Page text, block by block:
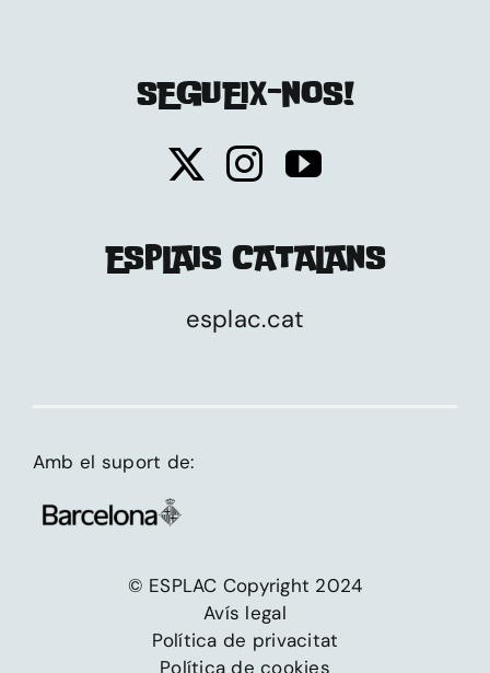
SEGUEIX-NOS!
ESPLAIS CATALANS
esplac.cat
Amb el suport de:
© ESPLAC Copyright 2024
Avís legal
Política de privacitat
Política de cookies